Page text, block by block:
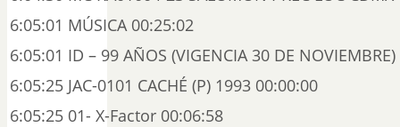
6:05:01 MÚSICA 00:25:02
6:05:01 ID – 99 AÑOS (VIGENCIA 30 DE
6:05:25 JAC-0101 CACHÉ (P) 1993 00:00:00
6:05:25 01- X-Factor 00:06:58